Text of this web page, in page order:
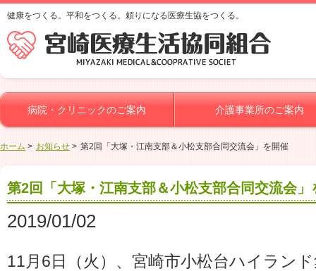
健康をつくる。平和をつくる。頼りになる医療生協をつくる。
病院・クリニックのご案内 介護事業所のご案内
ホーム お知らせ 第2回「大塚・江南支部＆小松支部合同交流会」を開催
第2回「大塚・江南支部＆小松支部合同交流会」
2019/01/02
11月6日（火）、宮崎市小松台ハイラン